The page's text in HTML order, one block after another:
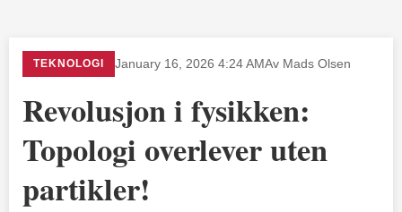
TEKNOLOGI January 16, 2026 4:24 AMAv Mads Olsen
Revolusjon i fysikken:
Topologi overlever uten
partikler!